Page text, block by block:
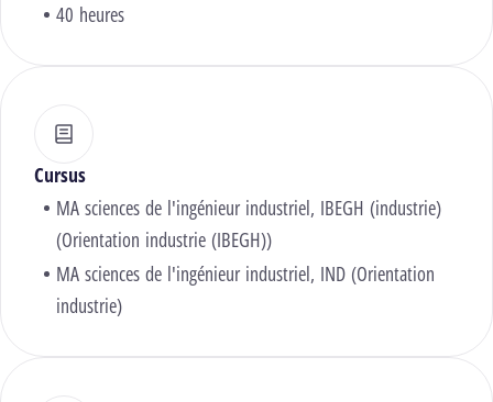
40 heures
Cursus
MA sciences de l'ingénieur industriel, IBEGH (industrie)
(Orientation industrie (IBEGH))
MA sciences de l'ingénieur industriel, IND (Orientation
industrie)